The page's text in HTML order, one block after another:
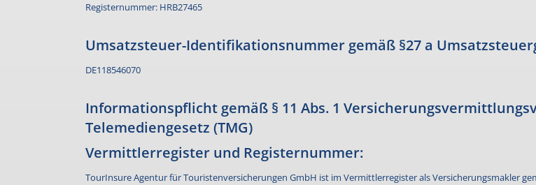
Registernummer: HRB27465
Umsatzsteuer-Identifikationsnummer gemäß §27 a
DE118546070
Informationspflicht gemäß § 11 Abs. 1
Telemediengesetz (TMG)
Vermittlerregister und Registernummer:
TourInsure Agentur für Touristenversicherungen GmbH ist im Vermittlerregister als Versicherungsmakler